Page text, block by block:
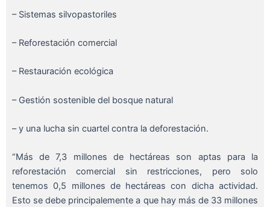
– Sistemas silvopastoriles
– Reforestación comercial
– Restauración ecológica
– Gestión sostenible del bosque natural
– y una lucha sin cuartel contra la deforestación.
“Más de 7,3 millones de hectáreas son aptas para la
reforestación comercial sin restricciones, pero solo
tenemos 0,5 millones de hectáreas con dicha actividad.
Esto se debe principalemente a que hay más de 33 millones